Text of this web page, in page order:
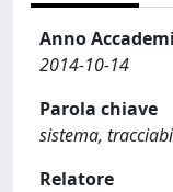
Anno
2014-10-14
Parola chiave
sistema,
Relatore